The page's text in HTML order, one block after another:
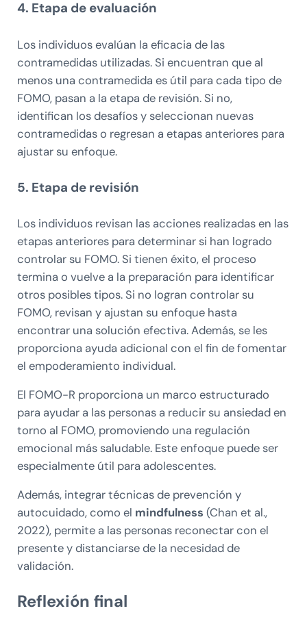
4. Etapa de evaluación
Los individuos evalúan la eficacia de las
contramedidas utilizadas. Si encuentran que al
menos una contramedida es útil para cada tipo de
FOMO, pasan a la etapa de revisión. Si no,
identifican los desafíos y seleccionan nuevas
contramedidas o regresan a etapas anteriores para
ajustar su enfoque.
5. Etapa de revisión
Los individuos revisan las acciones realizadas en las
etapas anteriores para determinar si han logrado
controlar su FOMO. Si tienen éxito, el proceso
termina o vuelve a la preparación para identificar
otros posibles tipos. Si no logran controlar su
FOMO, revisan y ajustan su enfoque hasta
encontrar una solución efectiva. Además, se les
proporciona ayuda adicional con el fin de fomentar
el empoderamiento individual.
El FOMO-R proporciona un marco estructurado
para ayudar a las personas a reducir su ansiedad en
torno al FOMO, promoviendo una regulación
emocional más saludable. Este enfoque puede ser
especialmente útil para adolescentes.
Además, integrar técnicas de prevención y
autocuidado, como el mindfulness (Chan et al.,
2022), permite a las personas reconectar con el
presente y distanciarse de la necesidad de
validación.
Reflexión final